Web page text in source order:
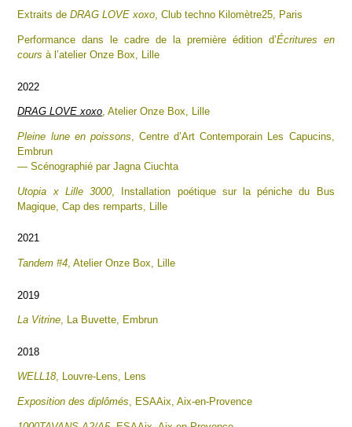
Extraits de DRAG LOVE xoxo, Club techno Kilomètre25, Paris
Performance dans le cadre de la première édition d’Écritures en
cours à l’atelier Onze Box, Lille
2022
DRAG LOVE xoxo, Atelier Onze Box, Lille
Pleine lune en poissons, Centre d’Art Contemporain Les Capucins,
Embrun
— Scénographié par Jagna Ciuchta
Utopia x Lille 3000, Installation poétique sur la péniche du Bus
Magique, Cap des remparts, Lille
2021
Tandem #4, Atelier Onze Box, Lille
2019
La Vitrine, La Buvette, Embrun
2018
WELL18, Louvre-Lens, Lens
Exposition des diplômés, ESAAix, Aix-en-Provence